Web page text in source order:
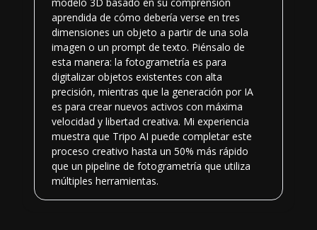
aprendida de cómo debería verse en tres
dimensiones un objeto a partir de una sola
imagen o un prompt de texto. Piénsalo de
esta manera: la fotogrametría es para
digitalizar objetos existentes con alta
precisión, mientras que la generación por IA
es para crear nuevos activos con máxima
velocidad y libertad creativa. Mi experiencia
muestra que Tripo AI puede completar este
proceso creativo hasta un 50% más rápido
que un pipeline de fotogrametría que utiliza
múltiples herramientas.